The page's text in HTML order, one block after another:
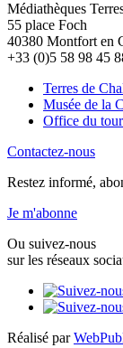
Médiathèques
55 place Foch
40380 Montfort en
+33 (0)5 58 98 45
Terres de
Musée de la
Office du
Contactez-nous
Restez informé,
Je m'abonne
Ou suivez-nous
sur les réseaux
Réalisé par